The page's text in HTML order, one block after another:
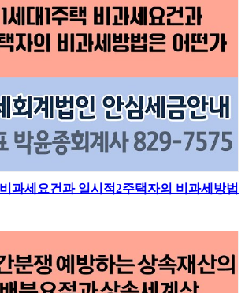
과세요건과 일시적2주택자의 비과세방법